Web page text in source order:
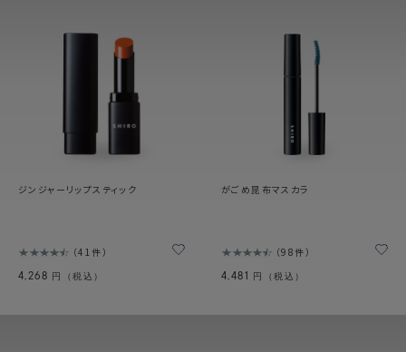
ジンジャーリップスティック
41件
4,268 円（税込）
がごめ昆布マスカラ
98件
4,481 円（税込）